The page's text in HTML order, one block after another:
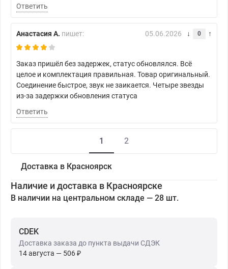
Ответить
Анастасия А. пишет: 05.06.2026 0
Заказ пришёл без задержек, статус обновлялся. Всё
целое и комплектация правильная. Товар оригинальный.
Соединение быстрое, звук не заикается. Четыре звезды
из-за задержки обновления статуса
Ответить
1 2
Доставка в Красноярск
Наличие и доставка в Красноярске
В наличии на центральном складе — 28 шт.
CDEK
Доставка заказа до пункта выдачи СДЭК
14 августа — 506 ₽